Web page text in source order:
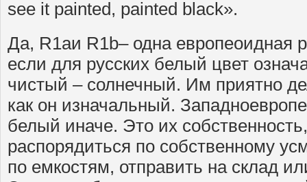
see it painted, painted black».
Да, R1aи R1b– одна европеоидная
если для русских белый цвет
чистый – солнечный. Им приятно
как он изначальный.
белый иначе. Это их
распорядиться по собственному
по емкостям, отправить на склад